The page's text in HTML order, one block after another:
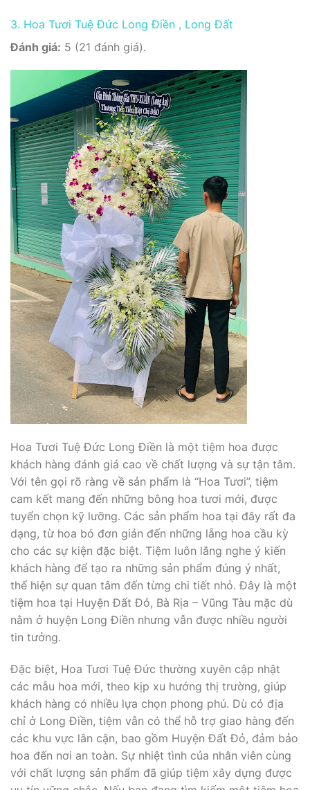
3. Hoa Tươi Tuệ Đức Long Điền , Long Đất
Đánh giá: 5 (21 đánh giá).
Hoa Tươi Tuệ Đức Long Điền là một tiệm hoa được
khách hàng đánh giá cao về chất lượng và sự tận tâm.
Với tên gọi rõ ràng về sản phẩm là “Hoa Tươi”, tiệm
cam kết mang đến những bông hoa tươi mới, được
tuyển chọn kỹ lưỡng. Các sản phẩm hoa tại đây rất đa
dạng, từ hoa bó đơn giản đến những lẵng hoa cầu kỳ
cho các sự kiện đặc biệt. Tiệm luôn lắng nghe ý kiến
khách hàng để tạo ra những sản phẩm đúng ý nhất,
thể hiện sự quan tâm đến từng chi tiết nhỏ. Đây là một
tiệm hoa tại Huyện Đất Đỏ, Bà Rịa – Vũng Tàu mặc dù
nằm ở huyện Long Điền nhưng vẫn được nhiều người
tin tưởng.
Đặc biệt, Hoa Tươi Tuệ Đức thường xuyên cập nhật
các mẫu hoa mới, theo kịp xu hướng thị trường, giúp
khách hàng có nhiều lựa chọn phong phú. Dù có địa
chỉ ở Long Điền, tiệm vẫn có thể hỗ trợ giao hàng đến
các khu vực lân cận, bao gồm Huyện Đất Đỏ, đảm bảo
hoa đến nơi an toàn. Sự nhiệt tình của nhân viên cùng
với chất lượng sản phẩm đã giúp tiệm xây dựng được